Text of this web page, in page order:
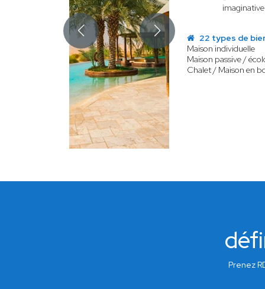
22 types de
Maison individuelle
Maison passive /
Chalet / Maison en
Prenez